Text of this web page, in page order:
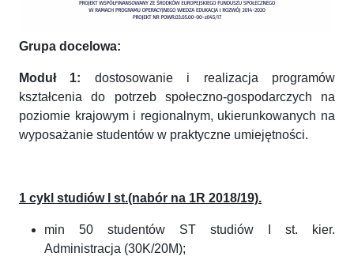
Grupa docelowa:
Moduł 1: dostosowanie i realizacja programów
kształcenia do potrzeb społeczno-gospodarczych na
poziomie krajowym i regionalnym, ukierunkowanych na
wyposażanie studentów w praktyczne umiejętności.
1 cykl studiów I st.(nabór na 1R 2018/19).
min 50 studentów ST studiów I st. kier.
Administracja (30K/20M);